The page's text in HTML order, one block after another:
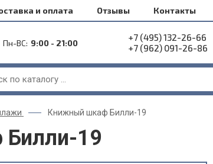
и оплата Отзывы Контакты
Пн-ВС: 9:00 - 21:00
+7 (495) 132-26-66
+7 (962) 091-26-86
Книжный шкаф Билли-19
19